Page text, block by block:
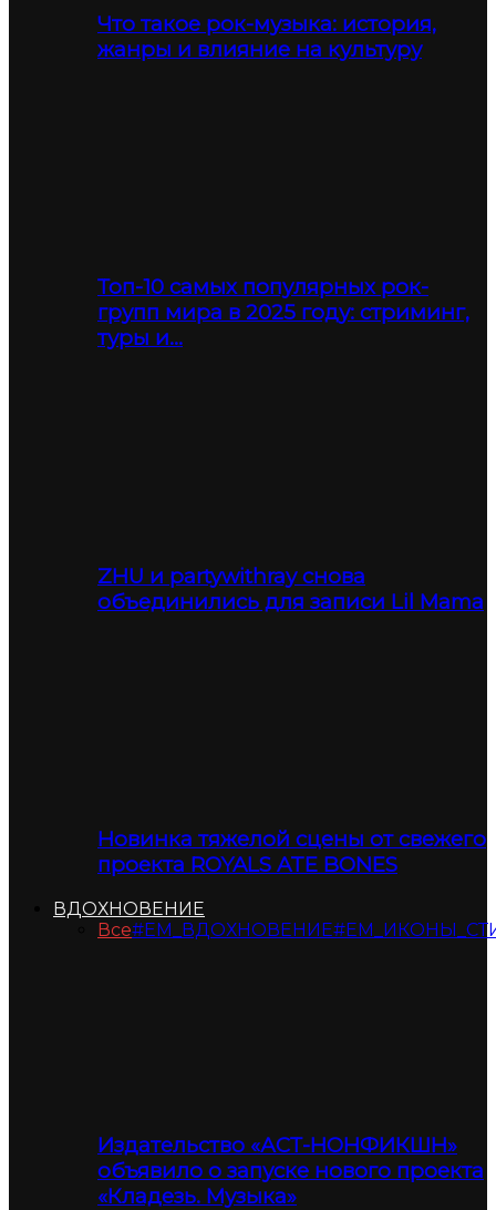
Что такое рок-музыка: история,
жанры и влияние на культуру
Топ-10 самых популярных рок-
групп мира в 2025 году: стриминг,
туры и…
ZHU и partywithray снова
объединились для записи Lil Mama
Новинка тяжелой сцены от свежего
проекта ROYALS ATE BONES
ВДОХНОВЕНИЕ
Все#ЕМ_ВДОХНОВЕНИЕ
Издательство «АСТ-НОНФИКШН»
объявило о запуске нового проекта
«Кладезь. Музыка»